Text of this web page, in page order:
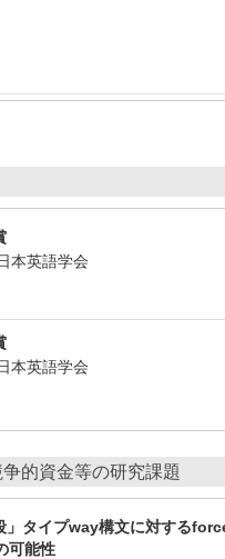
本英語学会
本英語学会
的資金等の研究課題
」タイプway構文に対する
可能性